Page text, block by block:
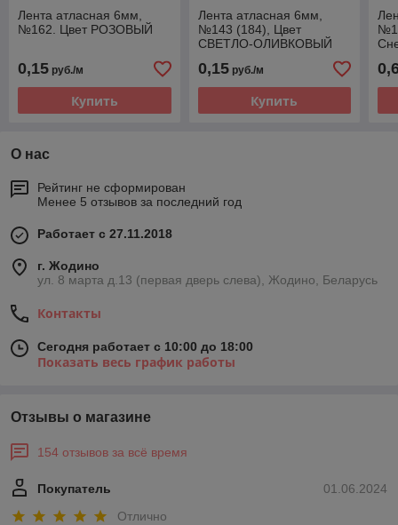
Лента атласная 6мм,
№162. Цвет РОЗОВЫЙ
0,15 руб./м
Купить
Лента атласная 6мм,
№143 (184), Цвет
СВЕТЛО-ОЛИВКОВЫЙ
0,15руб./м
Купить
О нас
Рейтинг не сформирован
Менее 5 отзывов за последний год
Работает с 27.11.2018
г. Жодино
ул. 8 марта д.13 (первая дверь слева), Жодино, Беларусь
Контакты
Сегодня работает с 10:00 до 18:00
Показать весь график работы
Отзывы о магазине
154 отзывов за всё время
01.06.2024
Покупатель
Отлично